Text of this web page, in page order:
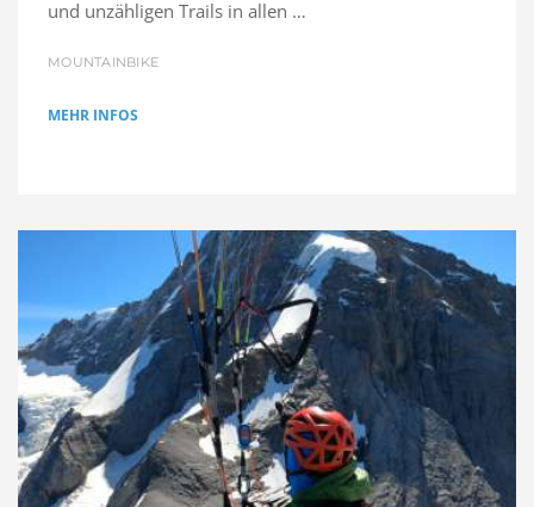
und unzähligen Trails in allen …
MOUNTAINBIKE
MEHR INFOS